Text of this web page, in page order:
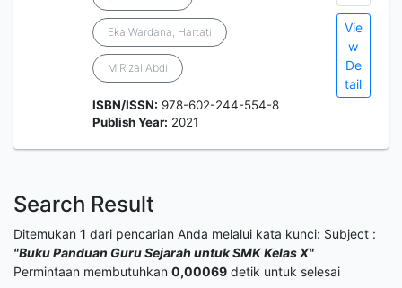
Eka Wardana, Hartati
M Rizal Abdi
ISBN/ISSN: 978-602-244-554-8
Publish Year: 2021
Vie
w
De
tail
Search Result
Ditemukan 1 dari pencarian Anda melalui kata kunci: Subject :
"Buku Panduan Guru Sejarah untuk SMK Kelas X"
Permintaan membutuhkan 0,00069 detik untuk selesai